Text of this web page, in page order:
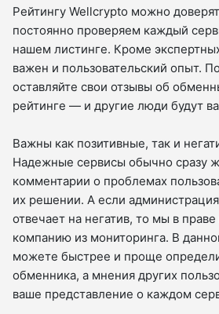
Рейтингу Wellcrypto можно
постоянно проверяем каждый
нашем листинге. Кроме
важен и пользовательский опыт.
оставляйте свои отзывы об
рейтинге — и другие люди будут
Важны как позитивные, так и
Надежные сервисы обычно сразу
комментарии о проблемах
их решении. А если
отвечает на негатив, то мы в
компанию из мониторинга. В
можете быстрее и проще
обменника, а мнения других
ваше представление о каждом